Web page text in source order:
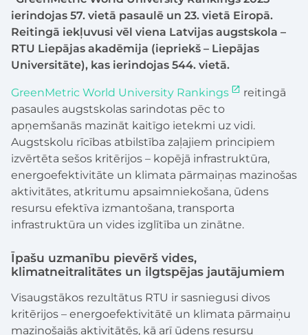
ierindojas 57. vietā pasaulē un 23. vietā Eiropā.
Reitingā iekļuvusi vēl viena Latvijas augstskola –
RTU Liepājas akadēmija (iepriekš – Liepājas
Universitāte), kas ierindojas 544. vietā.
GreenMetric World University Rankings
reitingā
pasaules augstskolas sarindotas pēc to
apņemšanās mazināt kaitīgo ietekmi uz vidi.
Augstskolu rīcības atbilstība zaļajiem principiem
izvērtēta sešos kritērijos – kopējā infrastruktūra,
energoefektivitāte un klimata pārmaiņas mazinošas
aktivitātes, atkritumu apsaimniekošana, ūdens
resursu efektīva izmantošana, transporta
infrastruktūra un vides izglītība un zinātne.
Īpašu uzmanību pievērš vides,
klimatneitralitātes un ilgtspējas jautājumiem
Visaugstākos rezultātus RTU ir sasniegusi divos
kritērijos – energoefektivitātē un klimata pārmaiņu
mazinošajās aktivitātēs, kā arī ūdens resursu